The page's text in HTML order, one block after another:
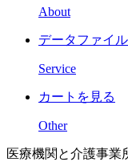
About
データファイ
Service
カートを見る
Other
医療機関と介護事業